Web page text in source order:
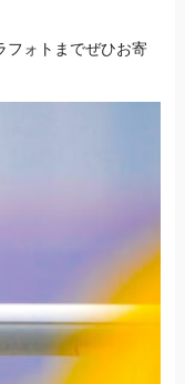
フォトまでぜひお寄